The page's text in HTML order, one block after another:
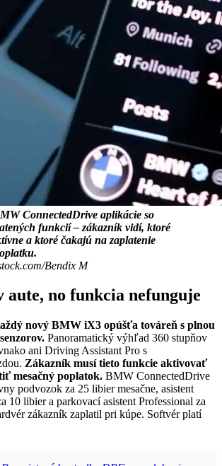
ConnectedDrive aplikácie so
funkcií – zákazník vidí, ktoré
a ktoré čakajú na zaplatenie
Bendix M
no funkcia nefunguje
nový BMW iX3 opúšťa továreň s plnou
Panoramatický výhľad 360 stupňov
ani Driving Assistant Pro s
Zákazník musí tieto funkcie aktivovať
mesačný poplatok. BMW ConnectedDrive
podvozok za 25 libier mesačne, asistent
10 libier a parkovací asistent Professional za
zákazník zaplatil pri kúpe. Softvér platí